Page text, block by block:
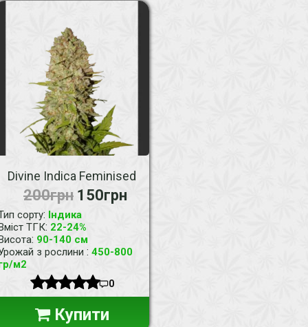
Divine Indica Feminised
200грн 150грн
сорту: Індика
ТГК: 22-24%
: 90-140 см
з рослини : 450-800
м2
0
Купити